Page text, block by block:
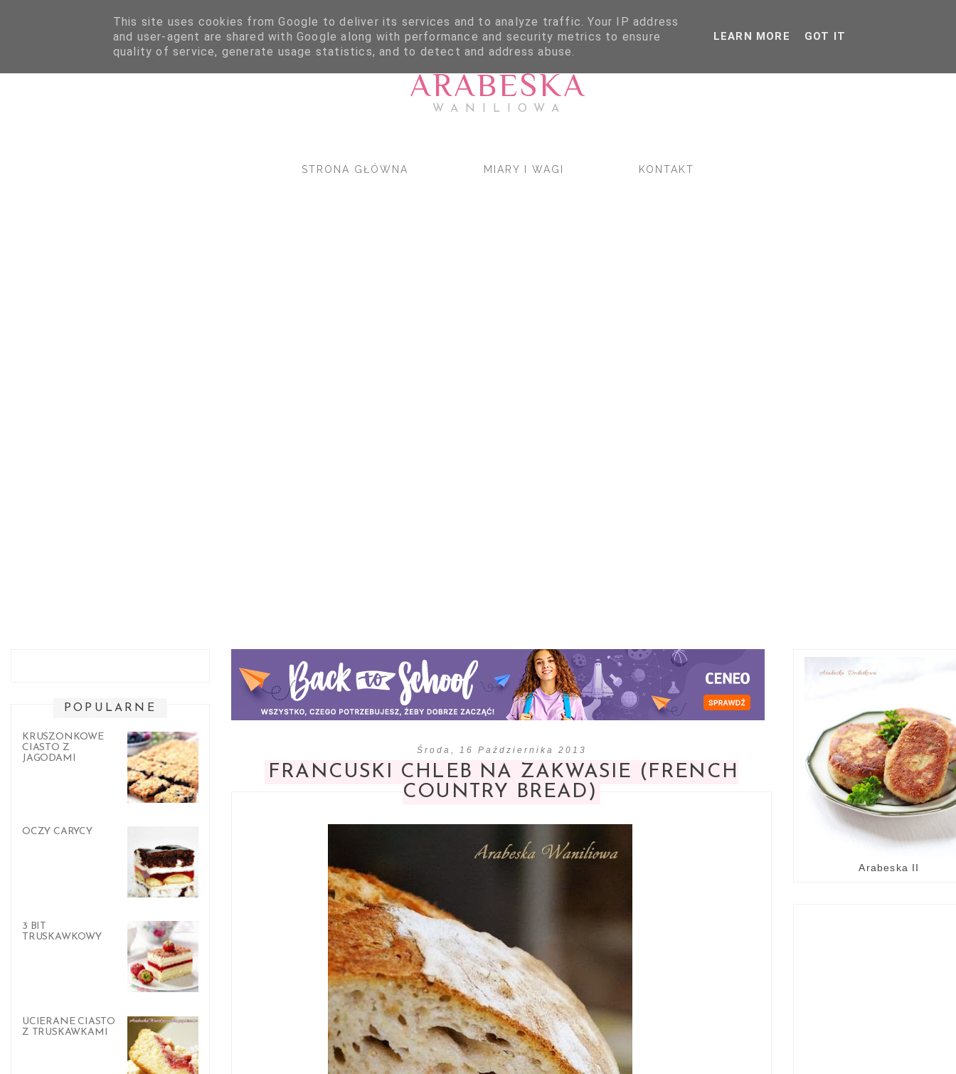
ARABESKA
WANILIOWA
STRONA GŁÓWNA MIARY I WAGI KONTAKT
Środa, 16 Października 2013
FRANCUSKI CHLEB NA ZAKWASIE (FRENCH
COUNTRY BREAD)
POPULARNE
KRUSZONKOWE
CIASTO Z
JAGODAMI
OCZY CARYCY
3 BIT
TRUSKAWKOWY
UCIERANE CIASTO
Z TRUSKAWKAMI
Arabeska II
This site uses cookies from Google to deliver its services and to analyze traffic. Your IP address
and user-agent are shared with Google along with performance and security metrics to ensure
quality of service, generate usage statistics, and to detect and address abuse.
LEARN MORE GOT IT